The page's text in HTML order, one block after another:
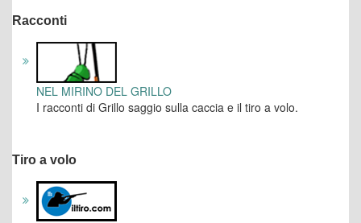
Racconti
NEL MIRINO DEL GRILLO
I racconti di Grillo saggio sulla caccia e il tiro a volo.
Tiro a volo